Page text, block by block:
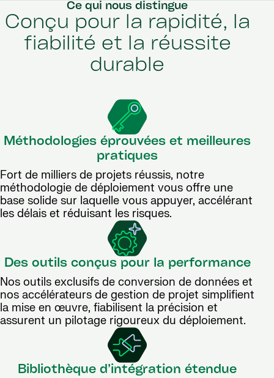
Ce qui nous distingue
Conçu pour la rapidité, la
fiabilité et la réussite
durable
Méthodologies éprouvées et meilleures
pratiques
Fort de milliers de projets réussis, notre
méthodologie de déploiement vous offre une
base solide sur laquelle vous appuyer, accélérant
les délais et réduisant les risques.
Des outils conçus pour la performance
Nos outils exclusifs de conversion de données et
nos accélérateurs de gestion de projet simplifient
la mise en œuvre, fiabilisent la précision et
assurent un pilotage rigoureux du déploiement.
Bibliothèque d’intégration étendue